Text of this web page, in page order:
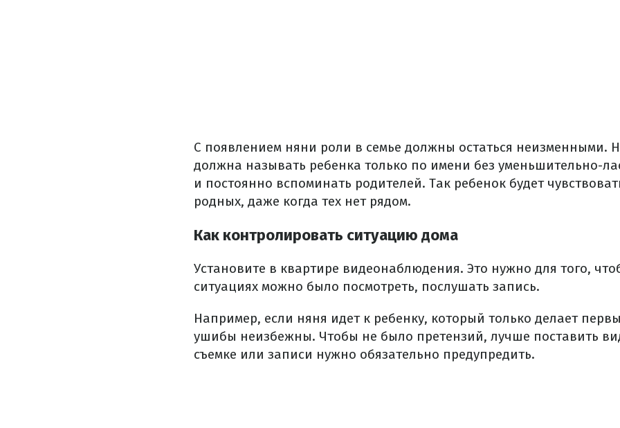
С появлением няни роли в семье должны остаться неизменными.
должна называть ребенка только по имени без уменьшительно-
и постоянно вспоминать родителей. Так ребенок будет
родных, даже когда тех нет рядом.
Как контролировать ситуацию дома
Установите в квартире видеонаблюдения. Это нужно для того,
ситуациях можно было посмотреть, послушать запись.
Например, если няня идет к ребенку, который только делает
ушибы неизбежны. Чтобы не было претензий, лучше поставить
съемке или записи нужно обязательно предупредить.